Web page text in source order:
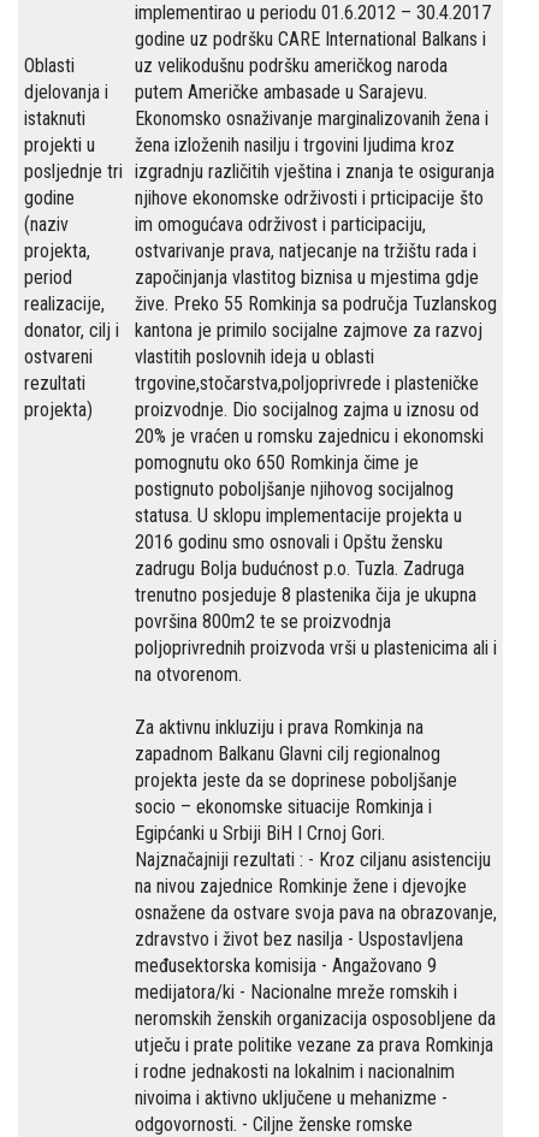
Oblasti
djelovanja i
istaknuti
projekti u
posljednje tri
godine
(naziv
projekta,
period
realizacije,
donator, cilj i
ostvareni
rezultati
projekta)
implementirao u periodu 01.6.2012 – 30.4.2017
godine uz podršku CARE International Balkans i
uz velikodušnu podršku američkog naroda
putem Američke ambasade u Sarajevu.
Ekonomsko osnaživanje marginalizovanih žena i
žena izloženih nasilju i trgovini ljudima kroz
izgradnju različitih vještina i znanja te osiguranja
njihove ekonomske održivosti i prticipacije što
im omogućava održivost i participaciju,
ostvarivanje prava, natjecanje na tržištu rada i
započinjanja vlastitog biznisa u mjestima gdje
žive. Preko 55 Romkinja sa područja Tuzlanskog
kantona je primilo socijalne zajmove za razvoj
vlastitih poslovnih ideja u oblasti
trgovine,stočarstva,poljoprivrede i plasteničke
proizvodnje. Dio socijalnog zajma u iznosu od
20% je vraćen u romsku zajednicu i ekonomski
pomognutu oko 650 Romkinja čime je
postignuto poboljšanje njihovog socijalnog
statusa. U sklopu implementacije projekta u
2016 godinu smo osnovali i Opštu žensku
zadrugu Bolja budućnost p.o. Tuzla. Zadruga
trenutno posjeduje 8 plastenika čija je ukupna
površina 800m2 te se proizvodnja
poljoprivrednih proizvoda vrši u plastenicima ali i
na otvorenom.
Za aktivnu inkluziju i prava Romkinja na
zapadnom Balkanu Glavni cilj regionalnog
projekta jeste da se doprinese poboljšanje
socio – ekonomske situacije Romkinja i
Egipćanki u Srbiji BiH I Crnoj Gori.
Najznačajniji rezultati : - Kroz ciljanu asistenciju
na nivou zajednice Romkinje žene i djevojke
osnažene da ostvare svoja pava na obrazovanje,
zdravstvo i život bez nasilja - Uspostavljena
međusektorska komisija - Angažovano 9
medijatora/ki - Nacionalne mreže romskih i
neromskih ženskih organizacija osposobljene da
utječu i prate politike vezane za prava Romkinja
i rodne jednakosti na lokalnim i nacionalnim
nivoima i aktivno uključene u mehanizme -
odgovornosti. - Ciljne ženske romske